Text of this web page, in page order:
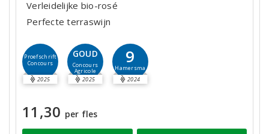
Verleidelijke bio-rosé
Perfecte terraswijn
Proefschrift
Concours
2025
GOUD
Concours
Agricole
2025
9
Hamersma
2024
11,30 per fles